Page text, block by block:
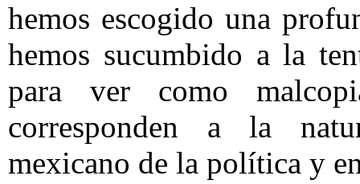
hemos escogido una
hemos sucumbido a la
para ver como
corresponden a la
mexicano de la política y